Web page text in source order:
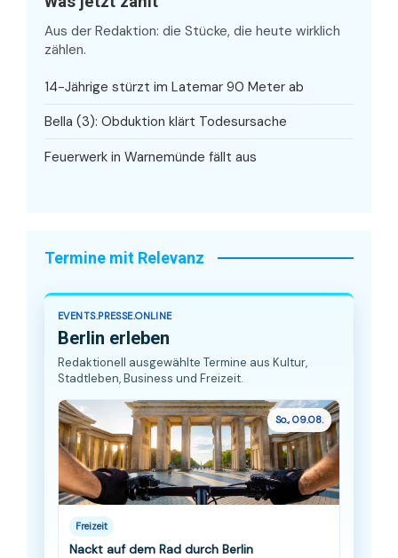
Aus der Redaktion: die Stücke, die heute wirklich
zählen.
14-Jährige stürzt im Latemar 90 Meter ab
Bella (3): Obduktion klärt Todesursache
Feuerwerk in Warnemünde fällt aus
Termine mit Relevanz
EVENTS.PRESSE.ONLINE
Berlin erleben
Redaktionell ausgewählte Termine aus Kultur,
Stadtleben, Business und Freizeit.
So., 09.08.
Freizeit
Nackt auf dem Rad durch Berlin